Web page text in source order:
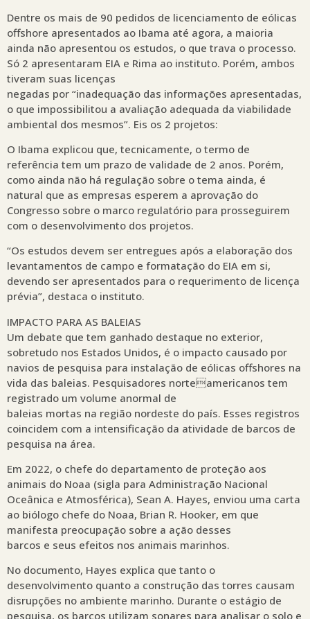
Dentre os mais de 90 pedidos de licenciamento de eólicas
offshore apresentados ao Ibama até agora, a maioria
ainda não apresentou os estudos, o que trava o processo.
Só 2 apresentaram EIA e Rima ao instituto. Porém, ambos
tiveram suas licenças
negadas por “inadequação das informações apresentadas,
o que impossibilitou a avaliação adequada da viabilidade
ambiental dos mesmos”. Eis os 2 projetos:
O Ibama explicou que, tecnicamente, o termo de
referência tem um prazo de validade de 2 anos. Porém,
como ainda não há regulação sobre o tema ainda, é
natural que as empresas esperem a aprovação do
Congresso sobre o marco regulatório para prosseguirem
com o desenvolvimento dos projetos.
“Os estudos devem ser entregues após a elaboração dos
levantamentos de campo e formatação do EIA em si,
devendo ser apresentados para o requerimento de licença
prévia”, destaca o instituto.
IMPACTO PARA AS BALEIAS
Um debate que tem ganhado destaque no exterior,
sobretudo nos Estados Unidos, é o impacto causado por
navios de pesquisa para instalação de eólicas offshores na
vida das baleias. Pesquisadores norteamericanos tem
registrado um volume anormal de
baleias mortas na região nordeste do país. Esses registros
coincidem com a intensificação da atividade de barcos de
pesquisa na área.
Em 2022, o chefe do departamento de proteção aos
animais do Noaa (sigla para Administração Nacional
Oceânica e Atmosférica), Sean A. Hayes, enviou uma carta
ao biólogo chefe do Noaa, Brian R. Hooker, em que
manifesta preocupação sobre a ação desses
barcos e seus efeitos nos animais marinhos.
No documento, Hayes explica que tanto o
desenvolvimento quanto a construção das torres causam
disrupções no ambiente marinho. Durante o estágio de
pesquisa, os barcos utilizam sonares para analisar o solo e